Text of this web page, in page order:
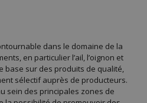
dans le domaine de la
en particulier l’ail, l’oignon et
base sur des produits de qualité,
sélectif auprès de producteurs.
sein des principales zones de